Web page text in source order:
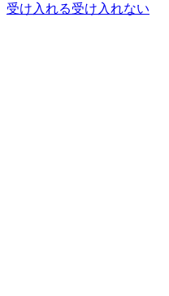
受け入れる受け入れない